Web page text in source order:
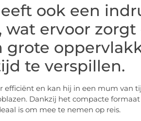
ook een
wat ervoor
grote
te verspillen.
efficiënt en kan hij in een mum van
Dankzij het compacte
is om mee te nemen op reis.